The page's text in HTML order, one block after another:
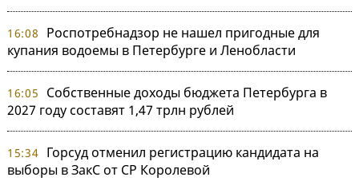
16:08
Роспотребнадзор не нашел пригодные для
купания водоемы в Петербурге и Ленобласти
16:05
Собственные доходы бюджета Петербурга в
2027 году составят 1,47 трлн рублей
15:34 Горсуд отменил регистрацию кандидата на
выборы в ЗакС от СР Королевой